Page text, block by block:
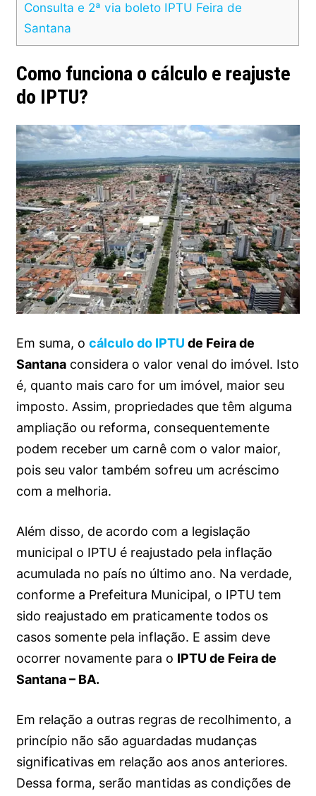
Consulta e 2ª via boleto IPTU Feira de
Santana
Como funciona o cálculo e reajuste
do IPTU?
Em suma, ocálculo do IPTU de Feira de
Santana considera o valor venal do imóvel. Isto
é, quanto mais caro for um imóvel, maior seu
imposto. Assim, propriedades que têm alguma
ampliação ou reforma, consequentemente
podem receber um carnê com o valor maior,
pois seu valor também sofreu um acréscimo
com a melhoria.
Além disso, de acordo com a legislação
municipal o IPTU é reajustado pela inflação
acumulada no país no último ano. Na verdade,
conforme a Prefeitura Municipal, o IPTU tem
sido reajustado em praticamente todos os
casos somente pela inflação. E assim deve
ocorrer novamente para o IPTU de Feira de
Santana – BA.
Em relação a outras regras de recolhimento, a
princípio não são aguardadas mudanças
significativas em relação aos anos anteriores.
Dessa forma, serão mantidas as condições de